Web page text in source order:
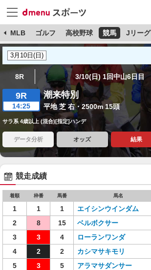
MLB ゴルフ 高校野球 競馬 Jリーグ
8R 3/10(日) 1回中山6日目
9R
14:25
潮来特別
平地 芝 右・2500m 15頭
サラ系 4歳以上 (混合)[指定]ハンデ
データ分析 オッズ 結果
競走成績
着順 枠番 馬番 馬名
1 1 1 エイシンウインダム
2
8 15 ベルボクサー
3
3 4 ローランワンダ
4
2 2 カシマサキモリ
5
3 5 アラマサダンサー